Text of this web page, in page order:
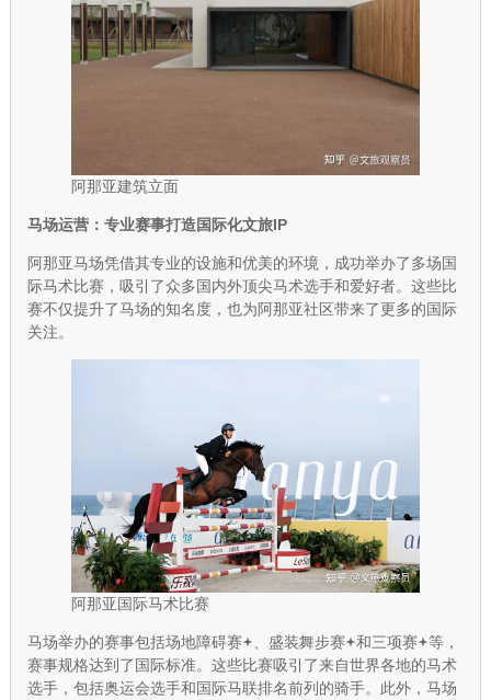
阿那亚建筑立面
马场运营：专业赛事打造国际化文旅IP
阿那亚马场凭借其专业的设施和优美的环境，成功举办了多场国
际马术比赛，吸引了众多国内外顶尖马术选手和爱好者。这些比
赛不仅提升了马场的知名度，也为阿那亚社区带来了更多的国际
关注。
阿那亚国际马术比赛
马场举办的赛事包括场地障碍赛 盛装舞步赛 和三项赛
等，
赛事规格达到了国际标准。这些比赛吸引了来自世界各地的马术
选手，包括奥运会选手和国际马联排名前列的骑手。此外，马场